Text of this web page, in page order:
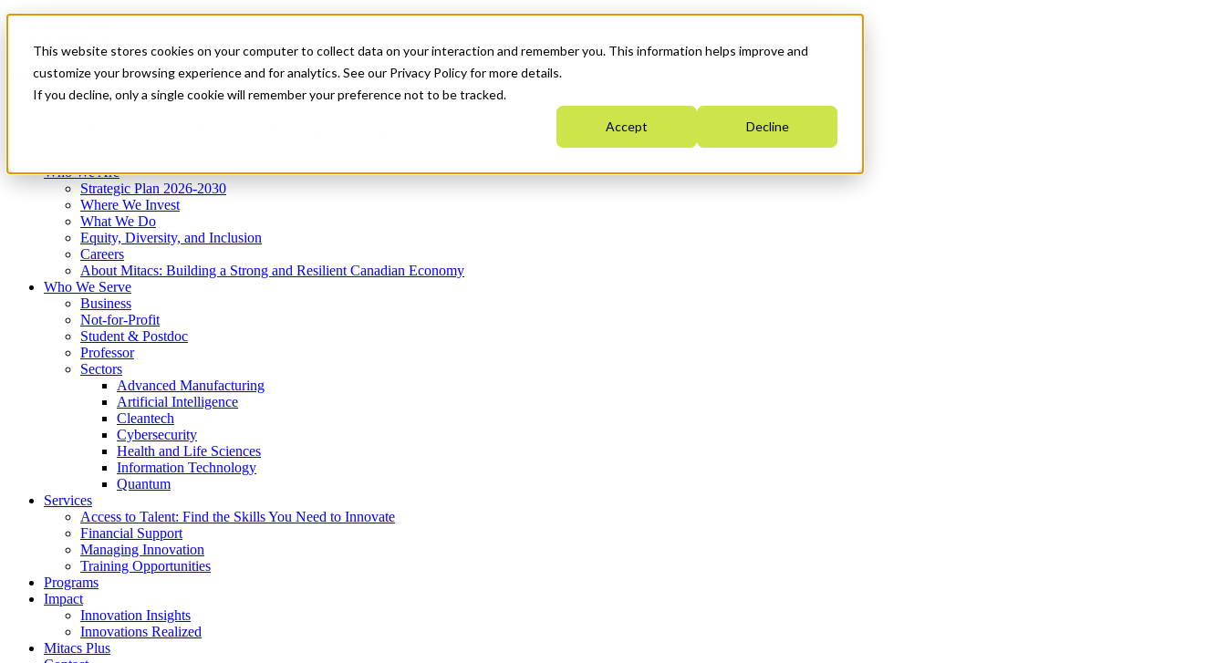
This website stores cookies on your computer to collect data on your interaction and remember you. This information helps improve and
customize your browsing experience and for analytics. See our Privacy Policy for more details.
If you decline, only a single cookie will remember your preference not to be tracked.
Accept Decline
News & Events
Get Started
Menu
Who We Are
Strategic Plan 2026-2030
Where We Invest
What We Do
Equity, Diversity, and Inclusion
Careers
About Mitacs: Building a Strong and Resilient Canadian Economy
Who We Serve
Business
Not-for-Profit
Student & Postdoc
Professor
Sectors
Advanced Manufacturing
Artificial Intelligence
Cleantech
Cybersecurity
Health and Life Sciences
Information Technology
Quantum
Services
Access to Talent: Find the Skills You Need to Innovate
Financial Support
Managing Innovation
Training Opportunities
Programs
Impact
Innovation Insights
Innovations Realized
Mitacs Plus